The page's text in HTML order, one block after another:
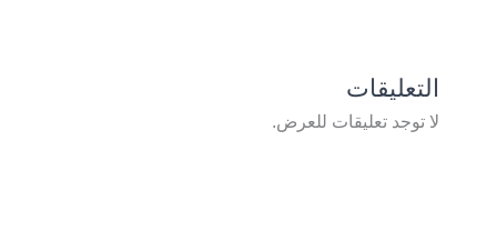
التعليقات
لا توجد تعليقات للعرض.